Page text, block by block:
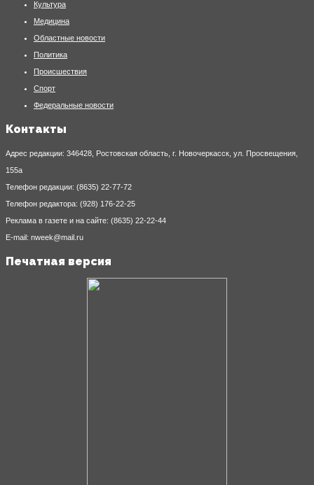
Культура
Медицина
Областные новости
Политика
Происшествия
Спорт
Федеральные новости
Контакты
Адрес редакции: 346428, Ростовская область, г. Новочеркасск, ул. Просвещения,
155а
Телефон редакции: (8635) 22-77-72
Телефон редактора: (928) 176-22-25
Реклама в газете и на сайте: (8635) 22-22-44
E-mail: nweek@mail.ru
Печатная версия